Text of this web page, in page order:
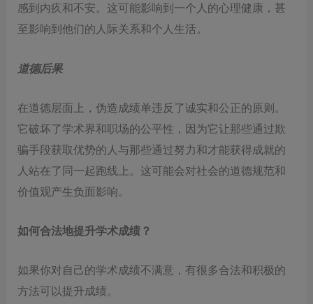
感到内疚和不安。这可能影响到一个人的心理健康，甚
至影响到他们的人际关系和个人生活。
道德后果
在道德层面上，伪造成绩单违反了诚实和公正的原则。
它破坏了学术界和职场的公平性，因为它让那些通过欺
骗手段获取优势的人与那些通过努力和才能获得成就的
人站在了同一起跑线上。这可能会对社会的道德规范和
价值观产生负面影响。
如何合法地提升学术成绩？
如果你对自己的学术成绩不满意，有很多合法和积极的
方法可以提升成绩。